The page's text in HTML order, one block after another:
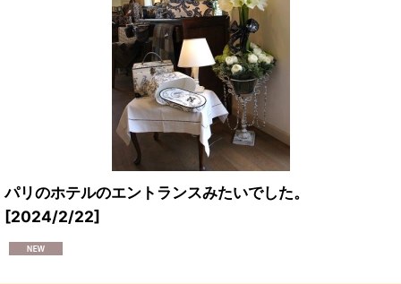
パリのホテルのエントランスみたいでした。
[2024/2/22]